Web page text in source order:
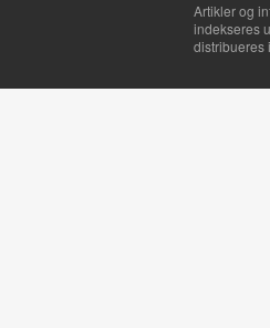
Artikler og
indekseres
distribueres